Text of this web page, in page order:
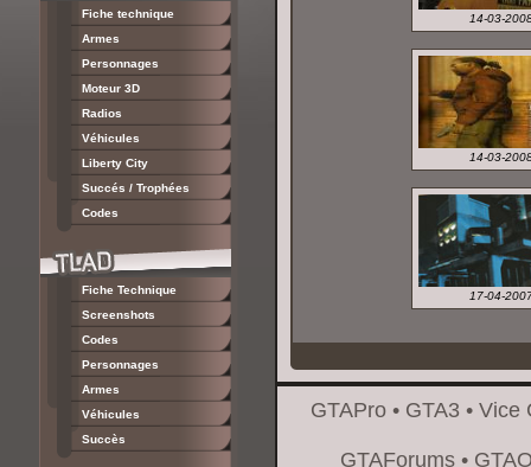
Fiche technique
Armes
Personnages
Moteur 3D
Radios
Véhicules
Liberty City
Succés / Trophées
Codes
Fiche Technique
Screenshots
Codes
Personnages
Armes
Véhicules
Succès
14-03-
14-03-
17-04-
GTAPro • GTA3 • Vice
GTAForums •